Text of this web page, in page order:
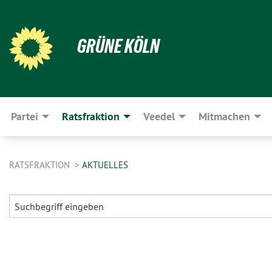
GRÜNE KÖLN
Partei Ratsfraktion Veedel Mitmachen
RATSFRAKTION AKTUELLES